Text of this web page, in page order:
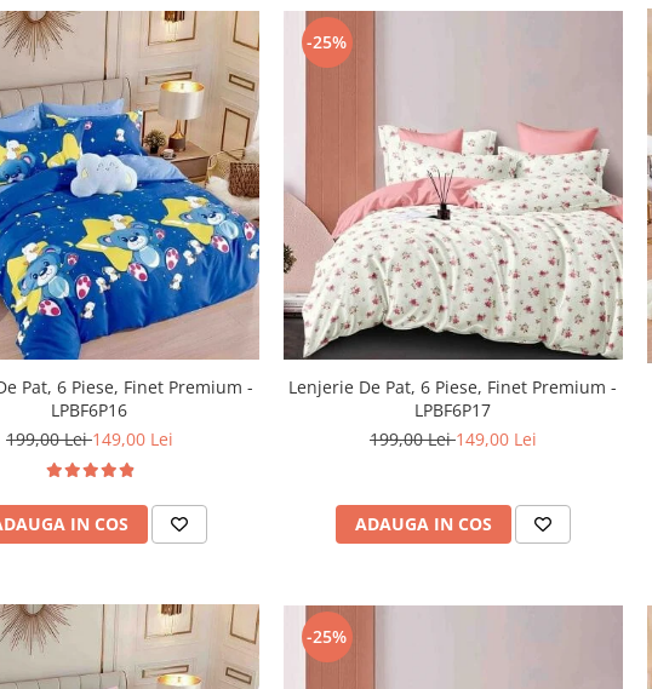
Pat, 6 Piese, Finet Premium -
LPBF6P16
199,00 Lei149,00 Lei
IN COS
-25%
Lenjerie De Pat, 6 Piese, Finet Premium -
LPBF6P17
199,00 Lei149,00 Lei
ADAUGA IN COS
-25%